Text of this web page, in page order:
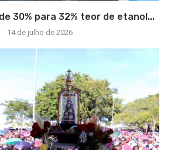
30% para 32% teor de etanol...
14 de julho de 2026